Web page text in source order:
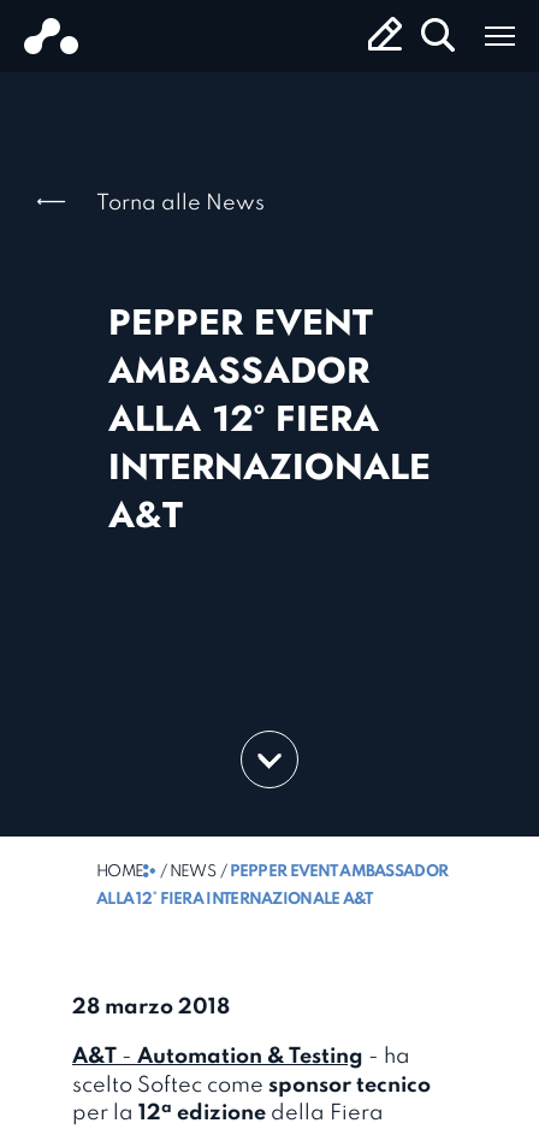
Torna alle News
PEPPER EVENT
AMBASSADOR
ALLA 12° FIERA
INTERNAZIONALE
A&T
HOME / NEWS / PEPPER EVENT AMBASSADOR
ALLA 12° FIERA INTERNAZIONALE A&T
28 marzo 2018
A&T - Automation & Testing - ha
scelto Softec come sponsor tecnico
per la 12a edizione della Fiera